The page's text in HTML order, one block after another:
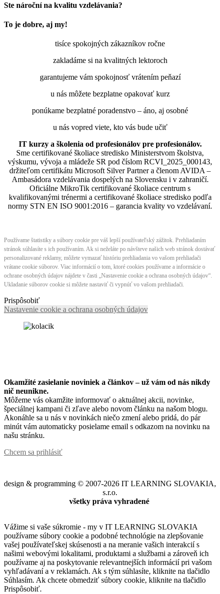
Ste nároční na kvalitu vzdelávania?
To je dobre, aj my!
tisíce spokojných zákazníkov ročne
zakladáme si na kvalitných lektoroch
garantujeme vám spokojnosť vrátením peňazí
u nás môžete bezplatne opakovať kurz
ponúkame bezplatné poradenstvo – áno, aj osobné
u nás vopred viete, kto vás bude učiť
IT kurzy a školenia od profesionálov pre profesionálov.
Sme certifikované školiace stredisko Ministerstvom školstva,
výskumu, vývoja a mládeže SR pod číslom RCVI_2025_000143,
držiteľom certifikátu Microsoft Silver Partner a členom AVIDA –
Ambasádora vzdelávania dospelých na Slovensku i v zahraničí.​​​​​​​​​​​​​​​​
Oficiálne MikroTik certifikované školiace centrum s
kvalifikovanými trénermi ​​​​​​​​​​a certifikované školiace stredisko podľa
normy STN EN ISO 9001:2016 – garancia kvality vo vzdelávaní.
Používame štatistiky a súbory cookie pre váš lepší používateľský zážitok. Prehliadaním
stránok súhlasíte s ich používaním. Ak si neželáte po návšteve našich web stránok dostávať
personalizované reklamy, môžete vymazať históriu prehliadania vo vašom prehliadači
vrátane cookie súborov. Viac informácií o tom, ktoré cookies používame a informácie o
ochrane osobných údajov nájdete v časti „Nastavenie cookie a ochrana osobných údajov“.
Ukladanie súborov cookie si môžete nastaviť či vypnúť vo vašom prehliadači.
Prispôsobiť
Nastavenie cookie a ochrana osobných údajov
Okamžité zasielanie noviniek a článkov – už vám od nás nikdy
nič neunikne.
Môžeme vás okamžite informovať o aktuálnej akcii, novinke,
špeciálnej kampani či zľave alebo novom článku na našom blogu.
Akonáhle sa u nás v novinkách niečo zmení alebo pridá, do pár
minút vám automaticky posielame email s odkazom na novinku na
našu stránku.
Chcem sa prihlásiť
design & programming © 2007-2026 IT LEARNING SLOVAKIA,
s.r.o.
všetky práva vyhradené
Vážime si vaše súkromie - my v IT LEARNING SLOVAKIA
používame súbory cookie a podobné technológie na zlepšovanie
vašej používateľskej skúsenosti a na meranie vašich interakcií s
našimi webovými lokalitami, produktami a službami a zároveň ich
používame aj na poskytovanie relevantnejších informácií pri vašom
vyhľadávaní a v reklamách. Ak s tým súhlasíte, kliknite na tlačidlo
Súhlasím. Ak chcete obmedziť súbory cookie, kliknite na tlačidlo
Prispôsobiť.